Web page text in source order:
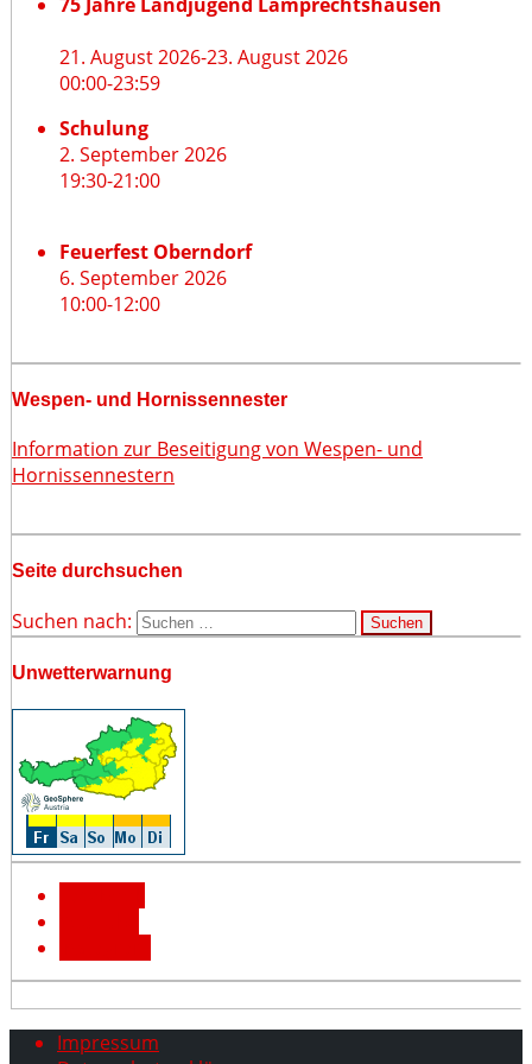
21. August 2026-23. August 2026
00:00-23:59
Schulung
2. September 2026
19:30-21:00
Feuerfest Oberndorf
6. September 2026
10:00-12:00
Wespen- und Hornissennester
Information zur Beseitigung von Wespen- und
Hornissennestern
Seite durchsuchen
Suchen nach:
Unwetterwarnung
Impressum